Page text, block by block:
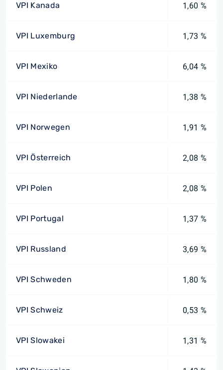
VPI Kanada 1,60 %
VPI Luxemburg 1,73 %
VPI Mexiko 6,04 %
VPI Niederlande 1,38 %
VPI Norwegen 1,91 %
VPI Österreich 2,08 %
VPI Polen 2,08 %
VPI Portugal 1,37 %
VPI Russland 3,69 %
VPI Schweden 1,80 %
VPI Schweiz 0,53 %
VPI Slowakei 1,31 %